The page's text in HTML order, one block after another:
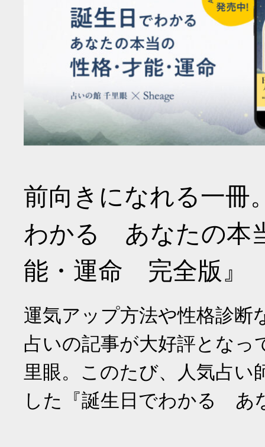
前向きになれる一冊
わかる あなたの本
能・運命 完全版』
運気アップ方法や性格診断
占いの記事が大好評となっ
里眼。このたび、人気占い
した『誕生日でわかる あ